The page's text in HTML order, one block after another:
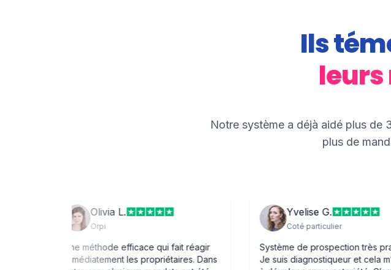
Ils
Notre système a déjà aidé plus de
plus de
Olivia L.
Une méthode efficace qui fait réagir
immédiatement les propriétaires. Dans
Yvelise G.
Coté particulier
Système de prospection très pratique.
Je suis diagnostiqueur et cela m’aide